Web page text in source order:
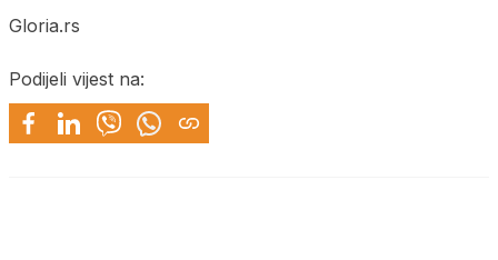
Gloria.rs
Podijeli vijest na: